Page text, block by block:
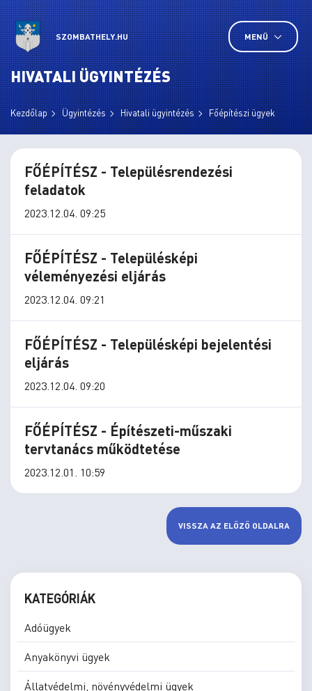
SZOMBATHELY.HU MENÜ
HIVATALI ÜGYINTÉZÉS
Kezdőlap Ügyintézés Hivatali ügyintézés Főépítészi ügyek
FŐÉPÍTÉSZ - Településrendezési
feladatok
2023.12.04. 09:25
FŐÉPÍTÉSZ - Településképi
véleményezési eljárás
2023.12.04. 09:21
FŐÉPÍTÉSZ - Településképi bejelentési
eljárás
2023.12.04. 09:20
FŐÉPÍTÉSZ - Építészeti-műszaki
tervtanács működtetése
2023.12.01. 10:59
VISSZA AZ ELŐZŐ OLDALRA
KATEGÓRIÁK
Adóügyek
Anyakönyvi ügyek
Állatvédelmi, növényvédelmi ügyek